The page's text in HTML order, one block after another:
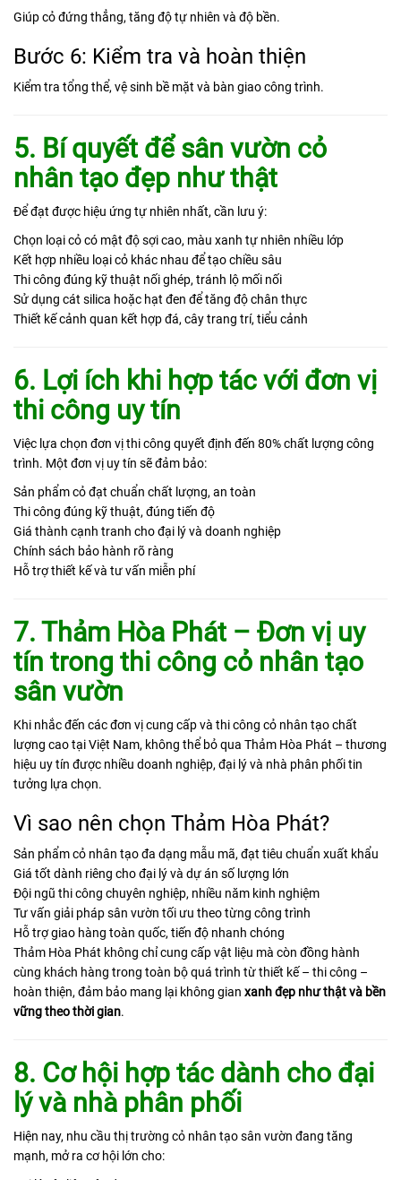
Giúp cỏ đứng thẳng, tăng độ tự nhiên và độ bền.
Bước 6: Kiểm tra và hoàn thiện
Kiểm tra tổng thể, vệ sinh bề mặt và bàn giao công trình.
5. Bí quyết để sân vườn cỏ
nhân tạo đẹp như thật
Để đạt được hiệu ứng tự nhiên nhất, cần lưu ý:
Chọn loại cỏ có mật độ sợi cao, màu xanh tự nhiên nhiều lớp
Kết hợp nhiều loại cỏ khác nhau để tạo chiều sâu
Thi công đúng kỹ thuật nối ghép, tránh lộ mối nối
Sử dụng cát silica hoặc hạt đen để tăng độ chân thực
Thiết kế cảnh quan kết hợp đá, cây trang trí, tiểu cảnh
6. Lợi ích khi hợp tác với đơn vị
thi công uy tín
Việc lựa chọn đơn vị thi công quyết định đến 80% chất lượng công
trình. Một đơn vị uy tín sẽ đảm bảo:
Sản phẩm cỏ đạt chuẩn chất lượng, an toàn
Thi công đúng kỹ thuật, đúng tiến độ
Giá thành cạnh tranh cho đại lý và doanh nghiệp
Chính sách bảo hành rõ ràng
Hỗ trợ thiết kế và tư vấn miễn phí
7. Thảm Hòa Phát – Đơn vị uy
tín trong thi công cỏ nhân tạo
sân vườn
Khi nhắc đến các đơn vị cung cấp và thi công cỏ nhân tạo chất
lượng cao tại Việt Nam, không thể bỏ qua Thảm Hòa Phát – thương
hiệu uy tín được nhiều doanh nghiệp, đại lý và nhà phân phối tin
tưởng lựa chọn.
Vì sao nên chọn Thảm Hòa Phát?
Sản phẩm cỏ nhân tạo đa dạng mẫu mã, đạt tiêu chuẩn xuất khẩu
Giá tốt dành riêng cho đại lý và dự án số lượng lớn
Đội ngũ thi công chuyên nghiệp, nhiều năm kinh nghiệm
Tư vấn giải pháp sân vườn tối ưu theo từng công trình
Hỗ trợ giao hàng toàn quốc, tiến độ nhanh chóng
Thảm Hòa Phát không chỉ cung cấp vật liệu mà còn đồng hành
cùng khách hàng trong toàn bộ quá trình từ thiết kế – thi công –
hoàn thiện, đảm bảo mang lại không gian xanh đẹp như thật và bền
vững theo thời gian.
8. Cơ hội hợp tác dành cho đại
lý và nhà phân phối
Hiện nay, nhu cầu thị trường cỏ nhân tạo sân vườn đang tăng
mạnh, mở ra cơ hội lớn cho: